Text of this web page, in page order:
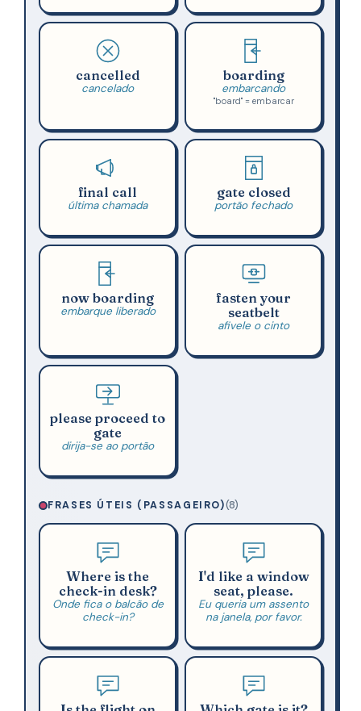
cancelled
cancelado
boarding
embarcando
"board" = embarcar
final call
última chamada
gate closed
portão fechado
now boarding
embarque liberado
fasten your
seatbelt
afivele o cinto
please proceed to
gate
dirija-se ao portão
FRASES ÚTEIS (PASSAGEIRO)(8)
Where is the
check-in desk?
Onde fica o balcão de
check-in?
I'd like a window
seat, please.
Eu queria um assento
na janela, por favor.